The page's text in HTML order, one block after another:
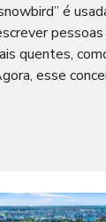
é
quentes,
esse